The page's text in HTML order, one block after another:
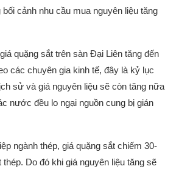
cảnh nhu cầu mua nguyên liệu tăng
quặng sắt trên sàn Đại Liên tăng đến
các chuyên gia kinh tế, đây là kỷ lục
sử và giá nguyên liệu sẽ còn tăng nữa
nước đều lo ngại nguồn cung bị gián
ngành thép, giá quặng sắt chiếm 30-
Do đó khi giá nguyên liệu tăng sẽ